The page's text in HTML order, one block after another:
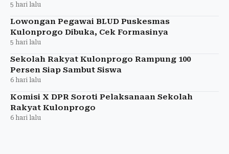
5 hari lalu
Lowongan Pegawai BLUD Puskesmas
Kulonprogo Dibuka, Cek Formasinya
5 hari lalu
Sekolah Rakyat Kulonprogo Rampung 100
Persen Siap Sambut Siswa
6 hari lalu
Komisi X DPR Soroti Pelaksanaan Sekolah
Rakyat Kulonprogo
6 hari lalu